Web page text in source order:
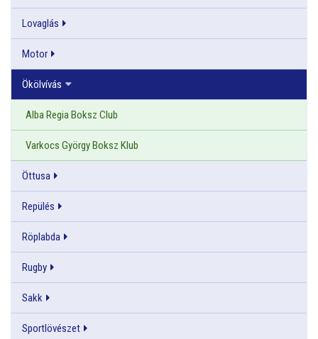
Lovaglás
Motor
Ökölvívás
Alba Regia Boksz Club
Varkocs György Boksz Klub
Öttusa
Repülés
Röplabda
Rugby
Sakk
Sportlövészet